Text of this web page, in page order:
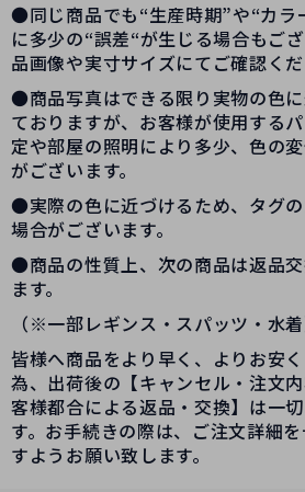
●同じ商品でも“生産時期”や“カラ
に多少の“誤差“が生じる場合もご
品画像や実寸サイズにてご確認くだ
●商品写真はできる限り実物の色
ておりますが、お客様が使用する
定や部屋の照明により多少、色の
がございます。
●実際の色に近づけるため、タグ
場合がございます。
●商品の性質上、次の商品は返品
ます。
（※一部レギンス・スパッツ・水着
皆様へ商品をより早く、よりお安
為、出荷後の【キャンセル・注文
客様都合による返品・交換】は一
す。お手続きの際は、ご注文詳細
すようお願い致します。